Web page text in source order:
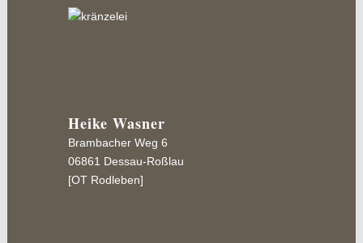
Heike Wasner
Brambacher Weg 6
06861 Dessau-Roßlau
[OT Rodleben]